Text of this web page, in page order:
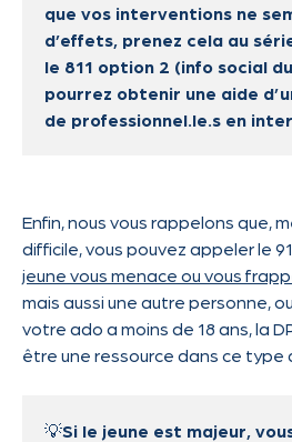
que vos interventions ne
d’effets, prenez cela au
le 811 option 2 (info social
pourrez obtenir une aide
de professionnel.le.s en
Enfin, nous vous rappelons que,
difficile, vous pouvez appeler le
jeune vous menace ou vous
mais aussi une autre personne,
votre ado a moins de 18 ans, la
être une ressource dans ce type
💡Si le jeune est majeur,